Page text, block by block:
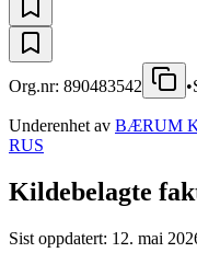
Org.nr: 890483542 •
Underenhet av BÆRUM
RUS
Kildebelagte
Sist oppdatert: 12. mai